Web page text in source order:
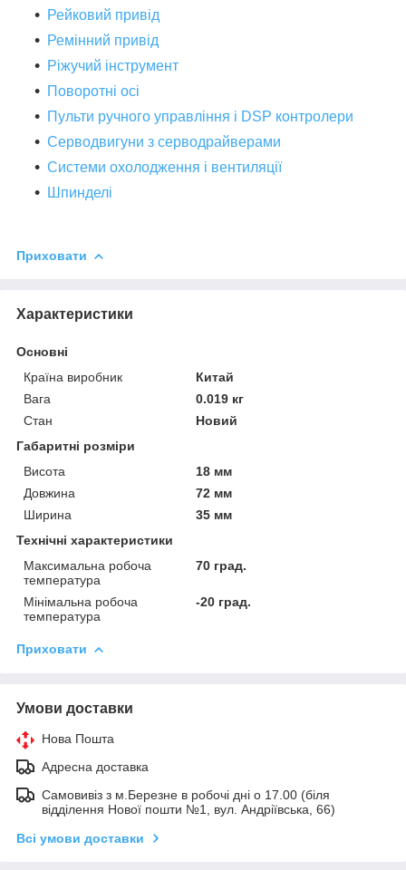
Рейковий привід
Ремінний привід
Ріжучий інструмент
Поворотні осі
Пульти ручного управління і DSP контролери
Серводвигуни з серводрайверами
Системи охолодження і вентиляції
Шпинделі
Приховати
Характеристики
Основні
Країна виробник
Китай
Вага
0.019 кг
Стан
Новий
Габаритні розміри
Висота
18 мм
Довжина
72 мм
Ширина
35 мм
Технічні характеристики
Максимальна робоча
температура
70 град.
Мінімальна робоча
температура
-20 град.
Приховати
Умови доставки
Нова Пошта
Адресна доставка
Самовивіз з м.Березне в робочі дні о 17.00 (біля
відділення Нової пошти №1, вул. Андріївська, 66)
Всі умови доставки